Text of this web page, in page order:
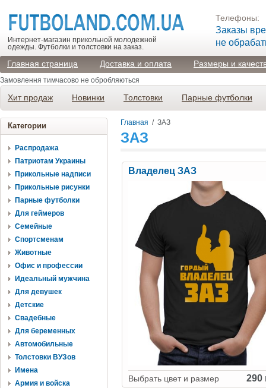
Интернет-магазин прикольной молодежной
одежды. Футболки и толстовки на заказ.
Телефоны:
Заказы
не
Главная страница Доставка и оплата Размеры и
Замовлення тимчасово не обробляються
Хит продаж Новинки Толстовки Парные футболки
Категории
Распродажа
Патриотам Украины
Прикольные надписи
Прикольные рисунки
Парные футболки
Для геймеров
Семейные
Спортсменам
Животные
Офис и профессии
Идеальный мужчина
Для девушек
Детские
Свадебные
Для беременных
Автомобильные
Толстовки ВУЗов
Имена
Армия и войска
Главная / ЗАЗ
ЗАЗ
Владелец ЗАЗ
Выбрать цвет и размер 290